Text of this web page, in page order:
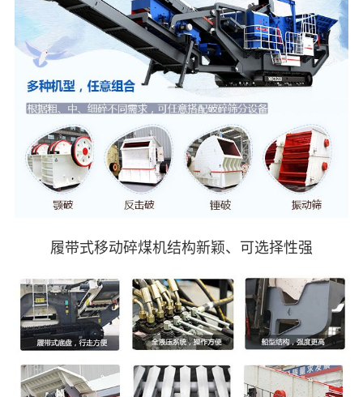
履带式移动碎煤机结构新颖、可选择性强